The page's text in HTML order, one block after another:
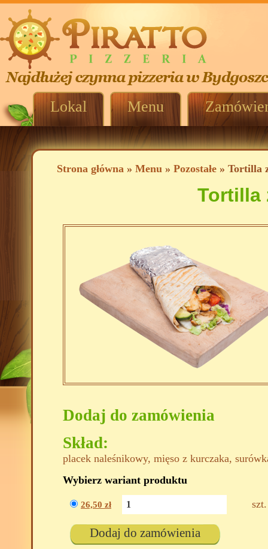
Lokal Menu
Strona główna » Menu » Pozostałe » Tortilla
Tortilla
Dodaj do zamówienia
Skład:
placek naleśnikowy, mięso z kurczaka,
Wybierz wariant produktu
26,50 zł szt.
Dodaj do zamówienia